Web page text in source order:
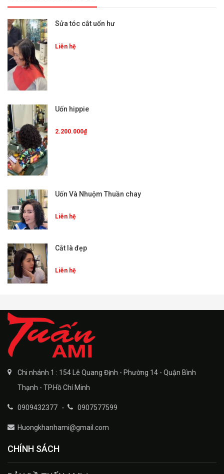
Sửa tóc cắt uốn hư
Liên hệ
Uốn hippie
2.200.000₫
Uốn Và Nhuộm Thuần chay
Liên hệ
Cắt là đẹp
Liên hệ
Chi nhánh 1 : 154 Lê Quang Định - Phường 14 - Quận Bình
Thạnh - TP.Hồ Chí Minh
0909432377 - 0907577599
Huongkhanhami@gmail.com
CHÍNH SÁCH